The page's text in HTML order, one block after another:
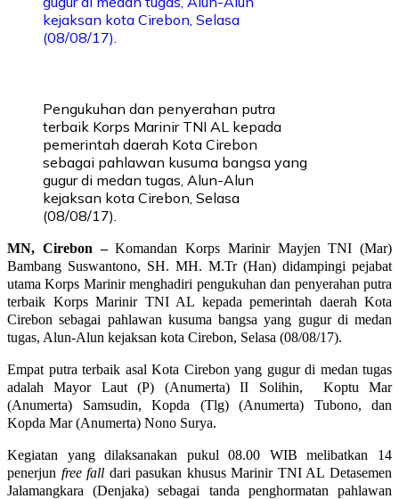
Pengukuhan dan penyerahan putra
terbaik Korps Marinir TNI AL kepada
pemerintah daerah Kota Cirebon
sebagai pahlawan kusuma bangsa yang
gugur di medan tugas, Alun-Alun
kejaksan kota Cirebon, Selasa
(08/08/17).
MN, Cirebon –Komandan Korps Marinir Mayjen TNI (Mar)
Bambang Suswantono, SH. MH. M.Tr (Han) didampingi pejabat
utama Korps Marinir menghadiri pengukuhan dan penyerahan putra
terbaik Korps Marinir TNI AL kepada pemerintah daerah Kota
Cirebon sebagai pahlawan kusuma bangsa yang gugur di medan
tugas, Alun-Alun kejaksan kota Cirebon, Selasa (08/08/17).
Empat putra terbaik asal Kota Cirebon yang gugur di medan tugas
adalah Mayor Laut (P) (Anumerta) II Solihin, Koptu Mar
(Anumerta) Samsudin, Kopda (Tlg) (Anumerta) Tubono, dan
Kopda Mar (Anumerta) Nono Surya.
Kegiatan yang dilaksanakan pukul 08.00 WIB melibatkan 14
penerjun free fall dari pasukan khusus Marinir TNI AL Detasemen
Jalamangkara (Denjaka) sebagai tanda penghormatan pahlawan